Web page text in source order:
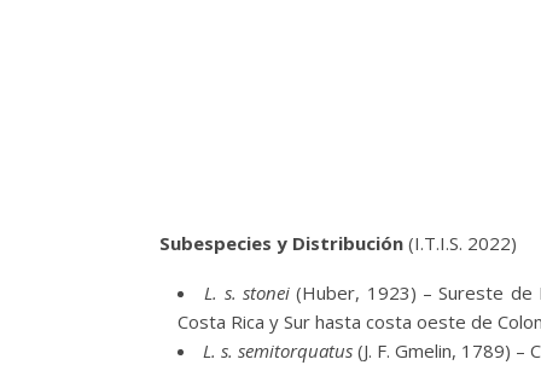
Subespecies y Distribución (I.T.I.S. 2022)
L. s. stonei (Huber, 1923) – Sureste de
Costa Rica y Sur hasta costa oeste de
L. s. semitorquatus (J. F. Gmelin, 1789)